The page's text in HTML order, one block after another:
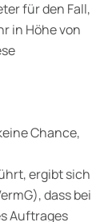
für den Fall,
in Höhe von
Chance,
ergibt sich
dass bei
Auftrages